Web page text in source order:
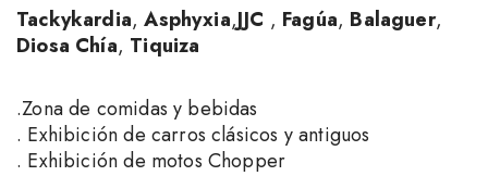
Tackykardia,Asphyxia,JJC , Fagúa, Balaguer,
Diosa Chía, Tiquiza
.Zona de comidas y bebidas
. Exhibición de carros clásicos y antiguos
. Exhibición de motos Chopper